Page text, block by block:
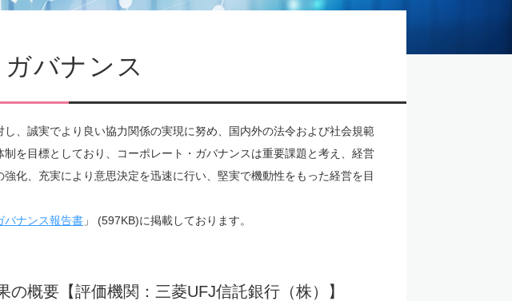
バナンス
、誠実でより良い協力関係の実現に努め、国内外の法令および社会規範
を目標としており、コーポレート・ガバナンスは重要課題と考え、経営
化、充実により意思決定を迅速に行い、堅実で機動性をもった経営を目
バナンス報告書 」 (597KB)に掲載しております。
概要【評価機関：三菱UFJ信託銀行（株）】